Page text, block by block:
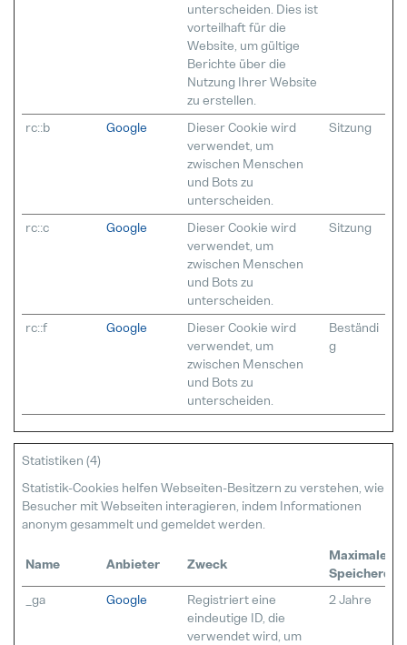
unterscheiden. Dies ist
vorteilhaft für die
Website, um gültige
Berichte über die
Nutzung Ihrer Website
zu erstellen.
rc::b Google
Dieser Cookie wird
verwendet, um
zwischen Menschen
und Bots zu
unterscheiden.
Sitzung
rc::c Google
Dieser Cookie wird
verwendet, um
zwischen Menschen
und Bots zu
unterscheiden.
Sitzung
rc::f Google
Dieser Cookie wird
verwendet, um
zwischen Menschen
und Bots zu
unterscheiden.
Beständi
g
Statistiken (4)
Statistik-Cookies helfen Webseiten-Besitzern zu verstehen, wie
Besucher mit Webseiten interagieren, indem Informationen
anonym gesammelt und gemeldet werden.
Name Anbieter Zweck
Maximale
_ga Google
Registriert eine
eindeutige ID, die
verwendet wird, um
2 Jahre